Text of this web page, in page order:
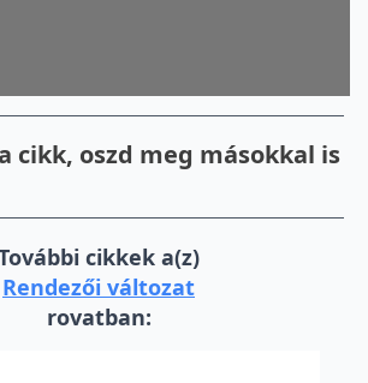
cikk, oszd meg másokkal is
cikkek a(z)
Rendezői változat
rovatban: